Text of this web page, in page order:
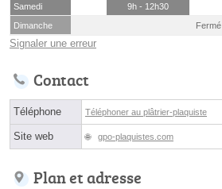
Samedi
9h - 12h30
Dimanche
Fermé
Signaler une erreur
Contact
Téléphone Téléphoner au plâtrier-plaquiste
Site web gpo-plaquistes.com
Plan et adresse